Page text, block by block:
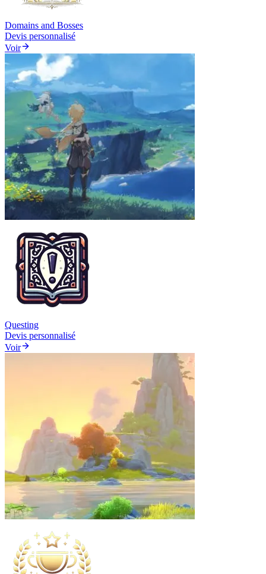
Domains and Bosses
Devis personnalisé
Voir
Questing
Devis personnalisé
Voir